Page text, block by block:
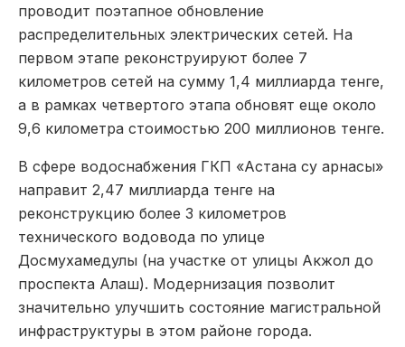
проводит поэтапное обновление
распределительных электрических сетей. На
первом этапе реконструируют более 7
километров сетей на сумму 1,4 миллиарда тенге,
а в рамках четвертого этапа обновят еще около
9,6 километра стоимостью 200 миллионов тенге.
В сфере водоснабжения ГКП «Астана су арнасы»
направит 2,47 миллиарда тенге на
реконструкцию более 3 километров
технического водовода по улице
Досмухамедулы (на участке от улицы Акжол до
проспекта Алаш). Модернизация позволит
значительно улучшить состояние магистральной
инфраструктуры в этом районе города.